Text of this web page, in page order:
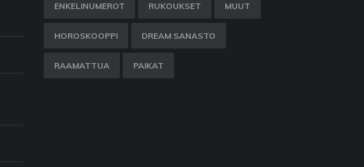
ENKELINUMEROT RUKOUKSET MUUT
HOROSKOOPPI DREAM SANASTO
RAAMATTUA PAIKAT